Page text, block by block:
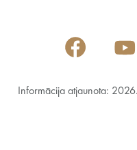
Informācija atjaunota: